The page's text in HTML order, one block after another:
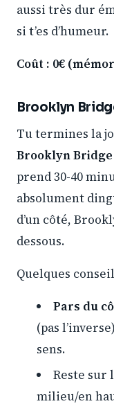
aussi très dur
si t’es d’humeur.
Coût : 0€
Brooklyn
Tu termines la
Brooklyn
prend 30-40
absolument
d’un côté,
dessous.
Quelques
Pars du
(pas
sens.
Reste sur
milieu/en